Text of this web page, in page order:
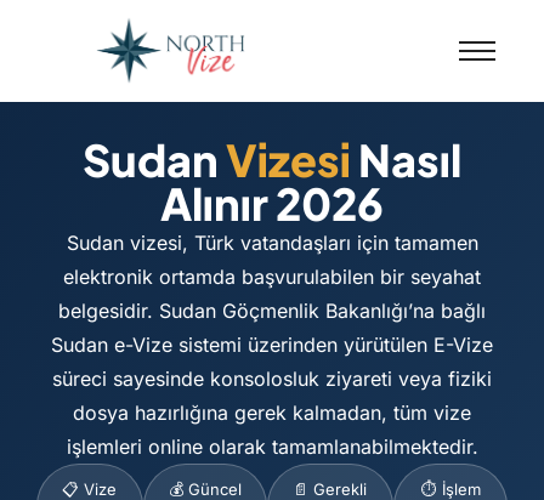
SudanVizesi Nasıl
Alınır 2026
Sudan vizesi, Türk vatandaşları için tamamen
elektronik ortamda başvurulabilen bir seyahat
belgesidir. Sudan Göçmenlik Bakanlığı’na bağlı
Sudan e-Vize sistemi üzerinden yürütülen E-Vize
süreci sayesinde konsolosluk ziyareti veya fiziki
dosya hazırlığına gerek kalmadan, tüm vize
işlemleri online olarak tamamlanabilmektedir.
📋 Vize
💰 Güncel
📄 Gerekli
⏱️ İşlem